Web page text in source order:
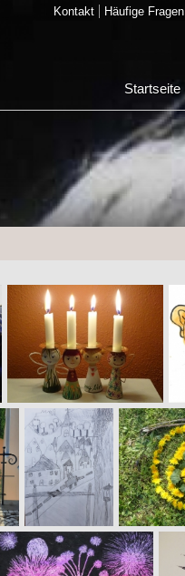
Kontakt Häufige Fragen
Startseite